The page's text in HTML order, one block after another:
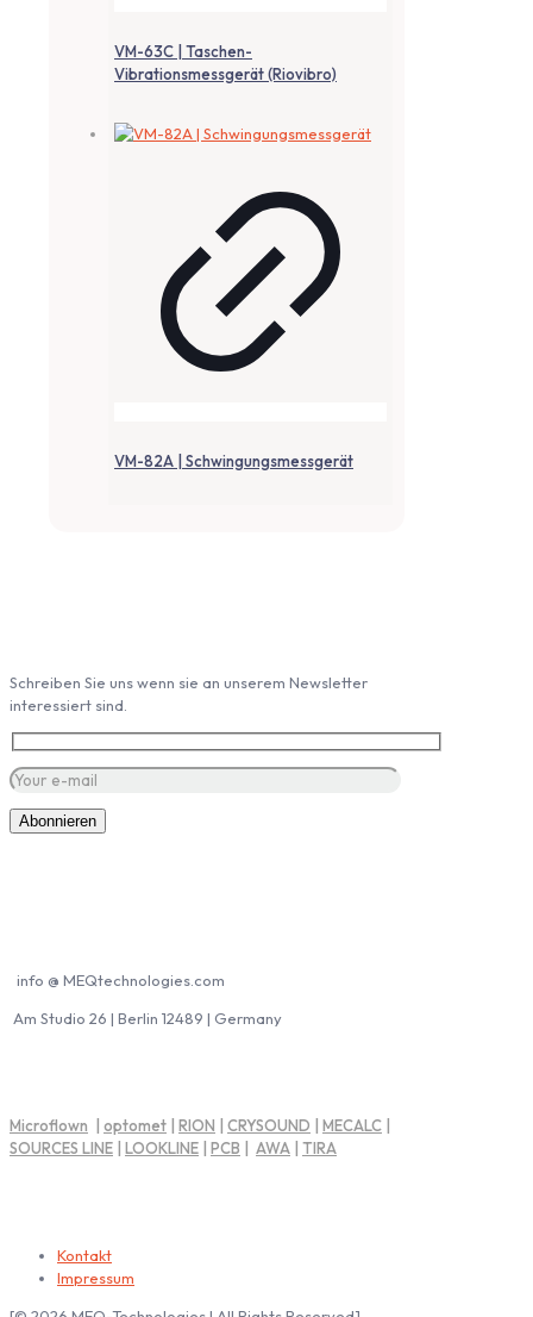
VM-63C | Taschen-
Vibrationsmessgerät (Riovibro)
VM-82A | Schwingungsmessgerät
Schreiben Sie uns wenn sie an unserem Newsletter
interessiert sind.
info @ MEQtechnologies.com
Am Studio 26 | Berlin 12489 | Germany
Microflown optomet RION CRYSOUND MECALC
SOURCES LINE
LOOKLINE PCB AWA TIRA
Kontakt
Impressum